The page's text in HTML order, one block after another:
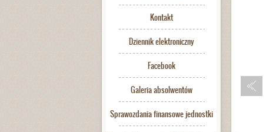
Kontakt
Dziennik elektroniczny
Facebook
Galeria absolwentów
Sprawozdania finansowe jednostki